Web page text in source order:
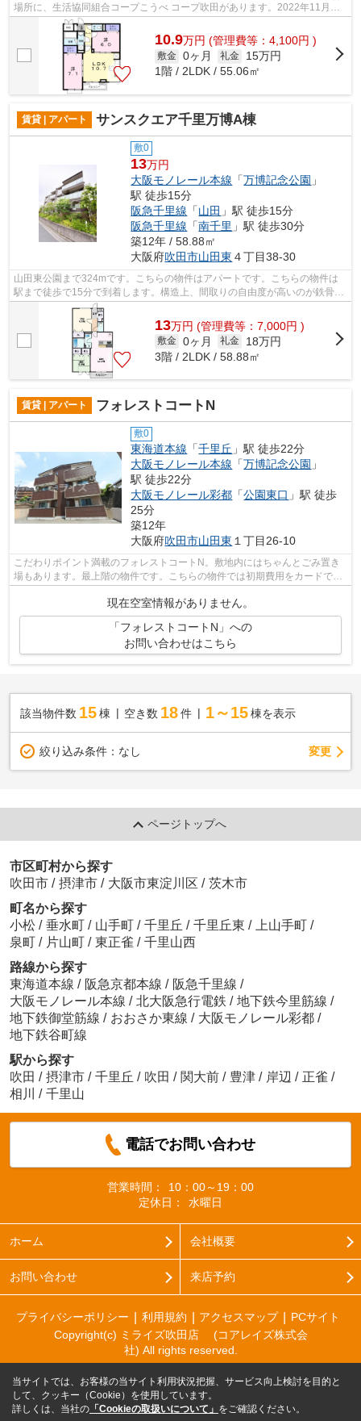
場所に、生活協同組合コープこうべ コープ吹田があります。2022年11月完
成、まだまだ新しい築浅物件。敷地内ごみ...
10.9万円 (管理費等：4,100円 )
敷金 0ヶ月 礼金
15万円
1階 / 2LDK / 55.06㎡
賃貸 | アパート サンスクエア千里万博A棟
敷0
13万円
大阪モノレール本線 「万博記念公園 」
駅 徒歩15分
阪急千里線 「山田 」駅 徒歩15分
阪急千里線 「南千里 」駅 徒歩30分
築12年 / 58.88㎡
大阪府吹田市山田東 ４丁目38-30
山田東公園まで324mです。こちらの物件はアパートです。こちらの物件は
駅まで徒歩で15分で到着します。構造上、間取りの自由度が高いのが鉄骨造
の魅力。より詳しい情報や内見のご予約...
13万円 (管理費等：7,000円 )
敷金 0ヶ月 礼金
18万円
3階 / 2LDK / 58.88㎡
賃貸 | アパート フォレストコートN
敷0
東海道本線 「千里丘 」駅 徒歩22分
大阪モノレール本線 「万博記念公園 」
駅 徒歩22分
大阪モノレール彩都 「公園東口 」駅 徒歩
25分
築12年
大阪府吹田市山田東 １丁目26-10
こだわりポイント満載のフォレストコートN。敷地内にはちゃんとごみ置き
場もあります。最上階の物件です。こちらの物件では初期費用をカードでお
現在空室情報がありません。
「フォレストコートN」への
お問い合わせはこちら
該当物件数 15棟 空き数 18 件 1～15 棟を表示
絞り込み条件： なし 変更
ページトップへ
市区町村から探す
吹田市 / 摂津市 / 大阪市東淀川区 / 茨木市
町名から探す
小松 / 垂水町 / 山手町 / 千里丘 / 千里丘東 / 上山手町 /
泉町 / 片山町 / 東正雀 / 千里山西
路線から探す
東海道本線 / 阪急京都本線 / 阪急千里線 /
大阪モノレール本線 / 北大阪急行電鉄 / 地下鉄今里筋線 /
地下鉄御堂筋線 / おおさか東線 / 大阪モノレール彩都 /
地下鉄谷町線
駅から探す
吹田 / 摂津市 / 千里丘 / 吹田 / 関大前 / 豊津 / 岸辺 / 正雀 /
相川
/ 千里山
電話でお問い合わせ
営業時間：
10：00～19：00
定休日：
水曜日
ホーム 会社概要
お問い合わせ 来店予約
プライバシーポリシー 利用規約 アクセスマップ
PCサイト
Copyright(c) ミライズ吹田店 (コアレイズ株式会
社) All rights reserved.
当サイトでは、お客様の当サイト利用状況把握、サービス向上検討を目的と
して、クッキー（Cookie）を使用しています。
詳しくは、当社の 「Cookieの取扱いについて」 をご確認ください。